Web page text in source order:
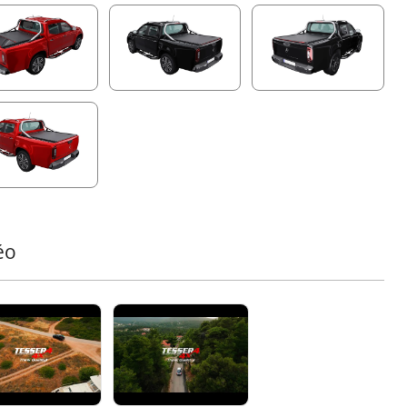
pratiques :
Télécommande
Application mobile Tessera Roll+
Commandes vocales
Fonction à un seul bouton pour la lame arrière
LED Intégré Avancé
la visibilité et la sécurité grâce au système
innovant du Tessera Roll+. La barre LED rouge
de feux de freinage, feux de détresse, feux de route
avec la couverture, offrant un éclairage
Avancée de l'Application avec Mises à Jour
le contrôle total de votre Tessera Roll+ avec son
mobile intuitive. Profitez d'animations en